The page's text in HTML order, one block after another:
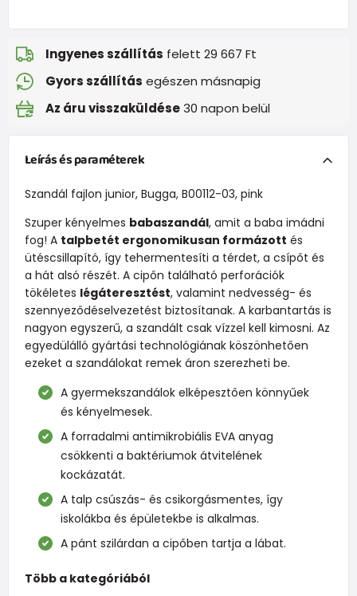
Ingyenes szállítás felett 29 667 Ft
Gyors szállítás egészen másnapig
Az áru visszaküldése30 napon belül
Leírás és paraméterek
Szandál fajlon junior, Bugga, B00112-03, pink
Szuper kényelmes babaszandál, amit a baba imádni
fog! A talpbetét ergonomikusan formázott és
ütéscsillapító, így tehermentesíti a térdet, a csípőt és
a hát alsó részét. A cipőn található perforációk
tökéletes légáteresztést, valamint nedvesség- és
szennyeződéselvezetést biztosítanak. A karbantartás is
nagyon egyszerű, a szandált csak vízzel kell kimosni. Az
egyedülálló gyártási technológiának köszönhetően
ezeket a szandálokat remek áron szerezheti be.
A gyermekszandálok elképesztően könnyűek
és kényelmesek.
A forradalmi antimikrobiális EVA anyag
csökkenti a baktériumok átvitelének
kockázatát.
A talp csúszás- és csikorgásmentes, így
iskolákba és épületekbe is alkalmas.
A pánt szilárdan a cipőben tartja a lábat.
Több a kategóriából